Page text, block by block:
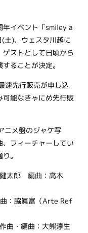
年イベント「smiley a
)、ウェスタ川越に
ストとして日頃から
ることが決定。
速先行販売が申し込
可能なきゃにめ先行販
ニメ盤のジャケ写
フィーチャーしてい
。
太郎 編曲：高木
：脇眞富（Arte Ref
曲・編曲：大熊淳生